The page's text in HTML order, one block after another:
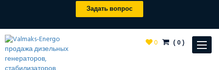
Задать вопрос
Toggle
0 (0)